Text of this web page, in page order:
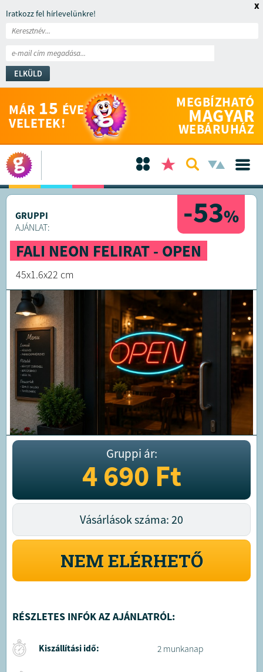
Iratkozz fel hírlevelünkre!
ELKÜLD
x
MÁR 15 ÉVE
VELETEK!
MEGBÍZHATÓ
MAGYAR
WEBÁRUHÁZ
-53%
GRUPPI
AJÁNLAT:
FALI NEON FELIRAT - OPEN
45x1.6x22 cm
Gruppi ár:
4 690Ft
Vásárlások száma: 20
NEM ELÉRHETŐ
RÉSZLETES INFÓK AZ AJÁNLATRÓL:
Kiszállítási idő: 2 munkanap